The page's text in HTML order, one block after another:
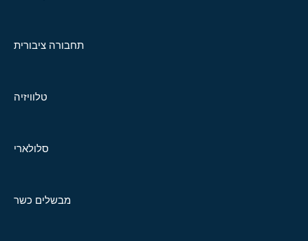
תחבורה ציבורית
טלוויזיה
סלולארי
מבשלים כשר